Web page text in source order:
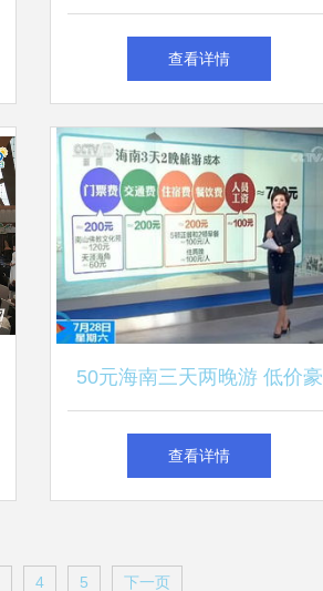
合品质与出行的完美纽带
查看详情
50元海南三天两晚游 低价豪
赌背后的购物陷阱
查看详情
4 5 下一页